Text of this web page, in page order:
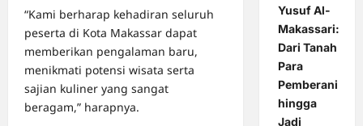
“Kami berharap kehadiran seluruh
peserta di Kota Makassar dapat
memberikan pengalaman baru,
menikmati potensi wisata serta
sajian kuliner yang sangat
beragam,” harapnya.
Yusuf Al-
Makassari:
Dari Tanah
Para
Pemberani
hingga
Jadi